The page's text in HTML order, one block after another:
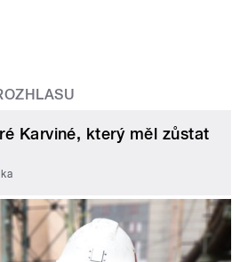
Karviné, který měl zůstat